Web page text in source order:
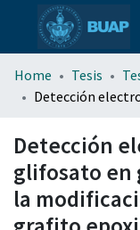
Home Tesis
Detección
glifosato en
la